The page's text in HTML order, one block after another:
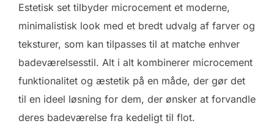
Estetisk set tilbyder microcement et moderne,
minimalistisk look med et bredt udvalg af farver og
teksturer, som kan tilpasses til at matche enhver
badeværelsesstil. Alt i alt kombinerer microcement
funktionalitet og æstetik på en måde, der gør det
til en ideel løsning for dem, der ønsker at forvandle
deres badeværelse fra kedeligt til flot.